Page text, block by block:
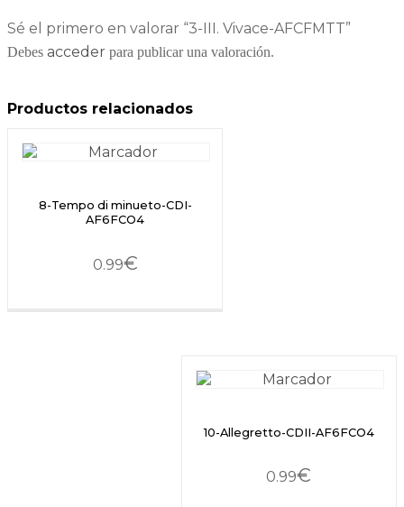
Sé el primero en valorar “3-III. Vivace-AFCFMTT”
Debes acceder para publicar una valoración.
Productos relacionados
8-Tempo di minueto-CDI-
AF6FCO4
0.99€
10-Allegretto-CDII-AF6FCO4
0.99€